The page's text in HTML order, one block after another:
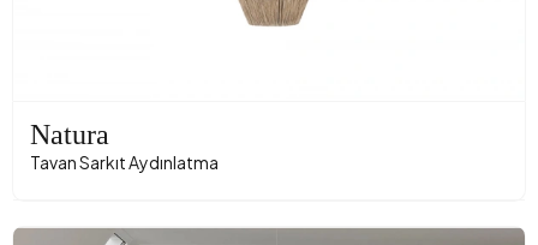
Natura
Tavan Sarkıt Aydınlatma